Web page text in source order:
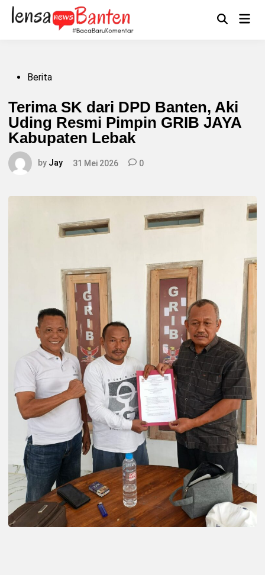
Skip
content
OpenMain
PostedBerita
Terima SK dari DPD Banten, Aki
Uding Resmi Pimpin GRIB JAYA
Kabupaten Lebak
by Jay 31 Mei 2026 0